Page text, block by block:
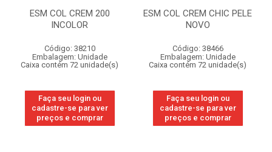
ESM COL CREM 200
INCOLOR
Código: 38210
Embalagem: Unidade
Caixa contém 72 unidade(s)
Faça seu login ou
cadastre-se para ver
preços e comprar
ESM COL CREM CHIC PELE
NOVO
Código: 38466
Embalagem: Unidade
Caixa contém 72 unidade(s)
Faça seu login ou
cadastre-se para ver
preços e comprar